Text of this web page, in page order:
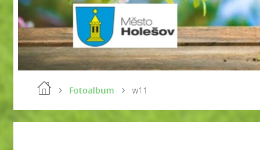
Fotoalbum w11